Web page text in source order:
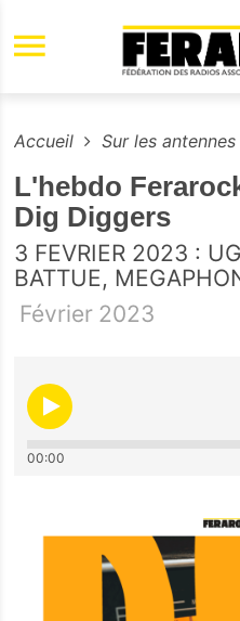
Aller au
Accueil Sur les antennes
L'hebdo
Dig Diggers
3 FEVRIER 2023 :
BATTUE,
Février 2023
00:00